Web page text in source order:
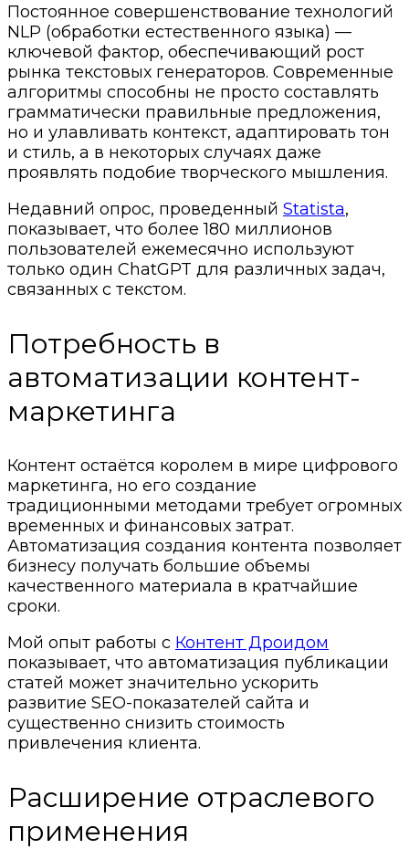
Постоянное совершенствование технологий
NLP (обработки естественного языка) —
ключевой фактор, обеспечивающий рост
рынка текстовых генераторов. Современные
алгоритмы способны не просто составлять
грамматически правильные предложения,
но и улавливать контекст, адаптировать тон
и стиль, а в некоторых случаях даже
проявлять подобие творческого мышления.
Недавний опрос, проведенный Statista,
показывает, что более 180 миллионов
пользователей ежемесячно используют
только один ChatGPT для различных задач,
связанных с текстом.
Потребность в
автоматизации контент-
маркетинга
Контент остаётся королем в мире цифрового
маркетинга, но его создание
традиционными методами требует огромных
временных и финансовых затрат.
Автоматизация создания контента позволяет
бизнесу получать большие объемы
качественного материала в кратчайшие
сроки.
Мой опыт работы с Контент Дроидом
показывает, что автоматизация публикации
статей может значительно ускорить
развитие SEO-показателей сайта и
существенно снизить стоимость
привлечения клиента.
Расширение отраслевого
применения